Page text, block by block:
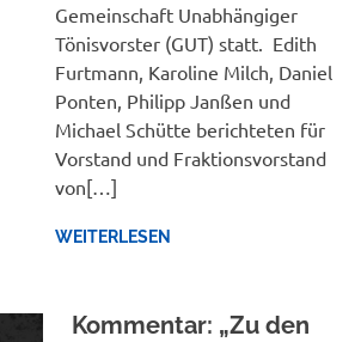
Gemeinschaft Unabhängiger
Tönisvorster (GUT) statt. Edith
Furtmann, Karoline Milch, Daniel
Ponten, Philipp Janßen und
Michael Schütte berichteten für
Vorstand und Fraktionsvorstand
von[…]
WEITERLESEN
Kommentar: „Zu den